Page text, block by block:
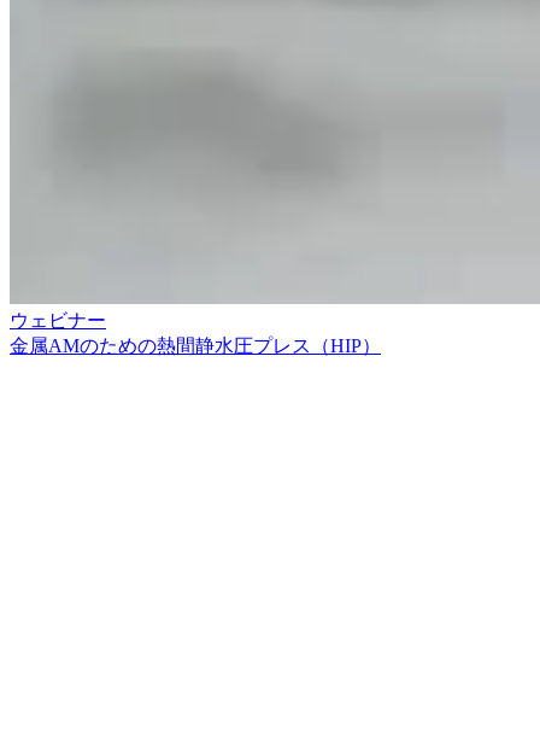
ウェビナー
金属AMのための熱間静水圧プレス（HIP）